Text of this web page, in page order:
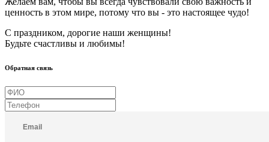
ценность в этом мире, потому что вы - это настоящее чудо!
С праздником, дорогие наши женщины!
Будьте счастливы и любимы!
Обратная связь